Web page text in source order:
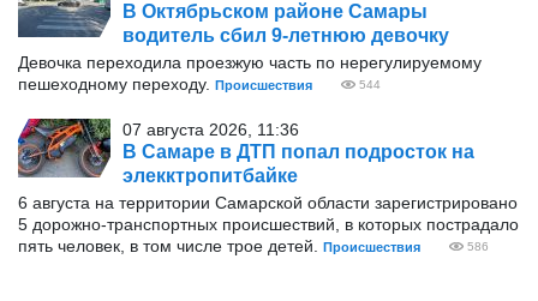
В Октябрьском районе Самары
водитель сбил 9-летнюю девочку
Девочка переходила проезжую часть по нерегулируемому
пешеходному переходу. Происшествия 544
07 августа 2026, 11:36
В Самаре в ДТП попал подросток на
элекктропитбайке
6 августа на территории Самарской области зарегистрировано
5 дорожно-транспортных происшествий, в которых пострадало
пять человек, в том числе трое детей.
Происшествия 586